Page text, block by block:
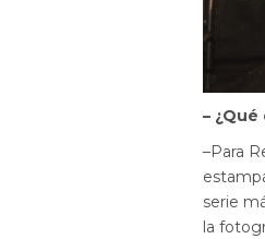
–
–Para
serie
la